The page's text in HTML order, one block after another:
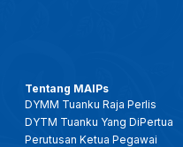
Tentang MAIPs
DYMM Tuanku Raja Perlis
DYTM Tuanku Yang DiPertua
Perutusan Ketua Pegawai